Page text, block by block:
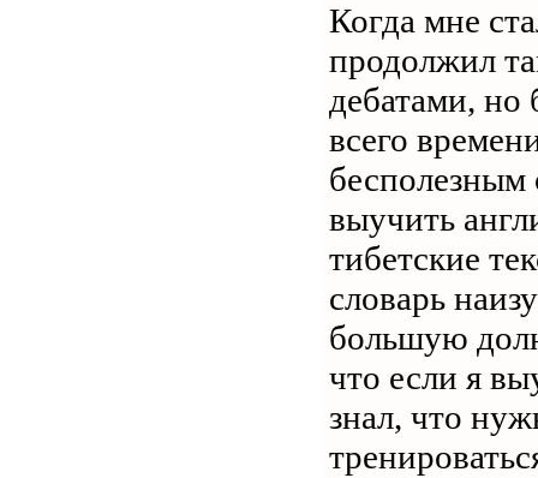
Когда мне
продолжил
дебатами,
всего
бесполезным
выучить
тибетские
словарь
большую
что если я
знал, что